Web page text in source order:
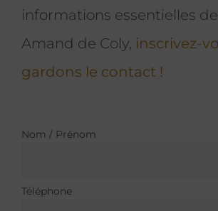
informations essentielles
Amand de Coly, inscrivez-
gardons le contact !
Nom / Prénom
Téléphone